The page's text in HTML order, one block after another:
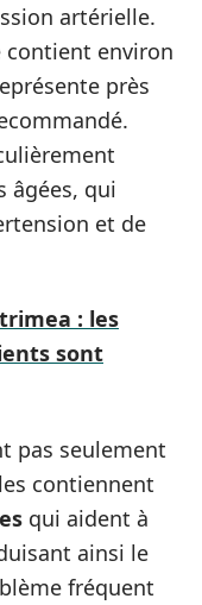
artérielle.
contient environ
près
âgées, qui
et de
: les
sont
pas seulement
contiennent
qui aident à
ainsi le
fréquent